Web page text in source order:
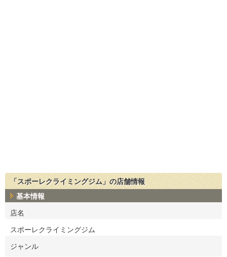
「スポーレクライミングジム」の店舗情報
基本情報
店名
スポーレクライミングジム
ジャンル